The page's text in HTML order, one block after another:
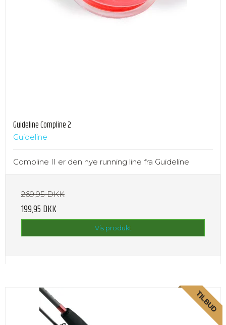
Guideline Compline 2
Guideline
Compline II er den nye running line fra Guideline
269,95 DKK
199,95 DKK
Vis produkt
TILBUD